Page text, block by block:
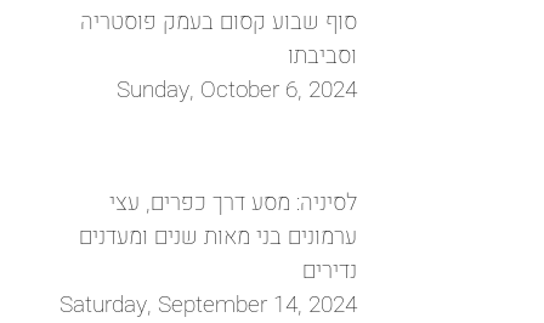
סוף שבוע קסום בעמק פוסטריה
וסביבתו
Sunday, October 6, 2024
לסיניה: מסע דרך כפרים, עצי
ערמונים בני מאות שנים ומעדנים
נדירים
Saturday, September 14, 2024